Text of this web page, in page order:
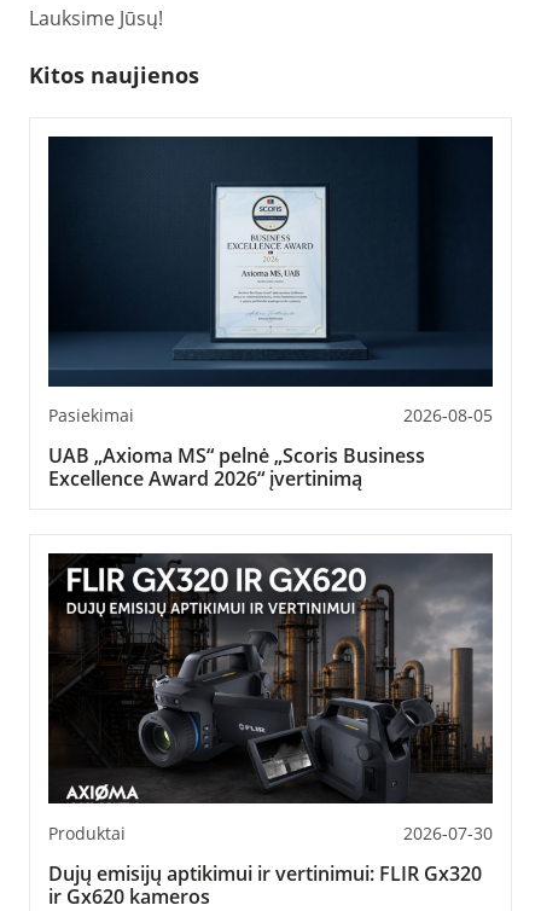
Lauksime Jūsų!
Kitos naujienos
Pasiekimai 2026-08-05
UAB „Axioma MS“ pelnė „Scoris Business
Excellence Award 2026“ įvertinimą
Produktai 2026-07-30
Dujų emisijų aptikimui ir vertinimui: FLIR Gx320
ir Gx620 kameros